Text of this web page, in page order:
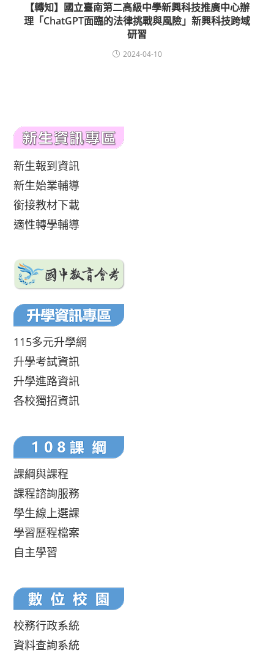
【轉知】國立臺南第二高級中學新興科技推廣中心辦
理「ChatGPT面臨的法律挑戰與風險」新興科技跨域
研習
2024-04-10
新生報到資訊
新生始業輔導
銜接教材下載
適性轉學輔導
115多元升學網
升學考試資訊
升學進路資訊
各校獨招資訊
課綱與課程
課程諮詢服務
學生線上選課
學習歷程檔案
自主學習
校務行政系統
資料查詢系統